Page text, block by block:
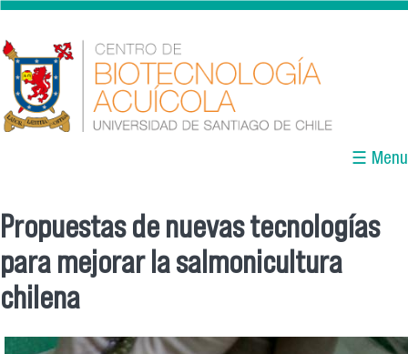
Skip to main content
☰ Menu
You are here
Propuestas de nuevas tecnologías
para mejorar la salmonicultura
chilena